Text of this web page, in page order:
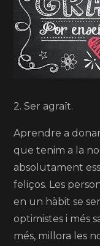
2. Ser agraït.
Aprendre a
que tenim a la
absolutament
feliços. Les
en un hàbit se
optimistes i més
més, millora les